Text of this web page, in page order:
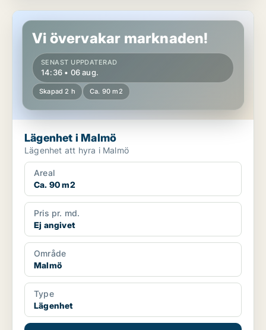
Lägenhet i Malmö
Vi övervakar marknaden!
SENAST UPPDATERAD
14:36 • 06 aug.
Skapad 2 h Ca. 90 m2
Lägenhet i Malmö
Lägenhet att hyra i Malmö
Areal
Ca. 90 m2
Pris pr. md.
Ej angivet
Område
Malmö
Type
Lägenhet